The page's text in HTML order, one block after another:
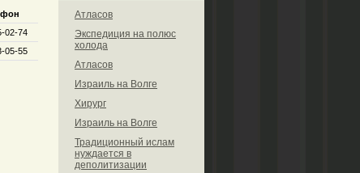
02-74
05-55
Атласов
Экспедиция на полюс
холода
Атласов
Израиль на Волге
Хирург
Израиль на Волге
Традиционный ислам
нуждается в
деполитизации